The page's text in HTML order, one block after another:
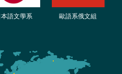
本語文學系 歐語系俄文組